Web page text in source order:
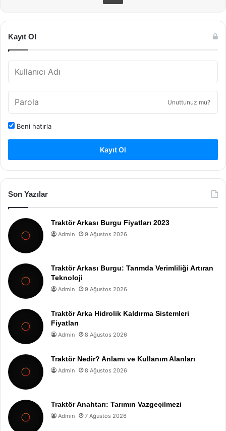
Kayıt Ol
Unuttunuz mu?
Beni hatırla
Kayıt Ol
Son Yazılar
Traktör Arkası Burgu Fiyatları 2023
Admin 9 Ağustos 2026
Traktör Arkası Burgu: Tarımda Verimliliği Artıran
Teknoloji
Admin 9 Ağustos 2026
Traktör Arka Hidrolik Kaldırma Sistemleri
Fiyatları
Admin 8 Ağustos 2026
Traktör Nedir? Anlamı ve Kullanım Alanları
Admin 8 Ağustos 2026
Traktör Anahtarı: Tarımın Vazgeçilmezi
Admin 7 Ağustos 2026